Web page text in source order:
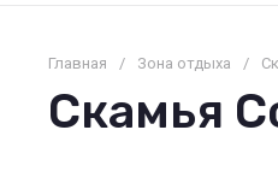
Главная / Зона отдыха /
Скамья